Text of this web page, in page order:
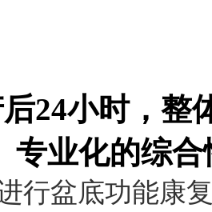
24小时，整
专业化的综
行盆底功能康